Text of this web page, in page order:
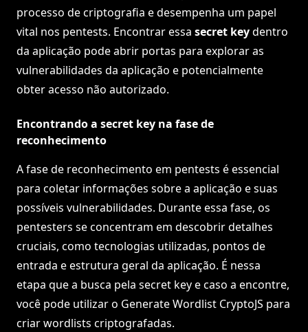
processo de criptografia e desempenha um papel
vital nos pentests. Encontrar essa secret keydentro
da aplicação pode abrir portas para explorar as
vulnerabilidades da aplicação e potencialmente
obter acesso não autorizado.
Encontrando a secret key na fase de
reconhecimento
A fase de reconhecimento em pentests é essencial
para coletar informações sobre a aplicação e suas
possíveis vulnerabilidades. Durante essa fase, os
pentesters se concentram em descobrir detalhes
cruciais, como tecnologias utilizadas, pontos de
entrada e estrutura geral da aplicação. É nessa
etapa que a busca pela secret key e caso a encontre,
você pode utilizar o Generate Wordlist CryptoJS para
criar wordlists criptografadas.